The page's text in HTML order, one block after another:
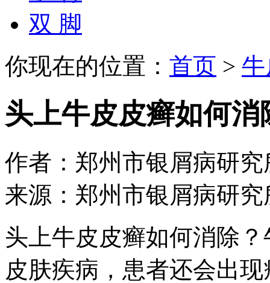
双 脚
你现在的位置： 首页 >
头上牛皮皮癣如何消
作者：郑州市银屑病研究
来源：郑州市银屑病研究
头上牛皮皮癣如何消除
皮肤疾病，患者还会出